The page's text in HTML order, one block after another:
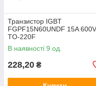
Транзистор IGBT
FGPF15N60UNDF 15A 600V
TO-220F
В наявності 9 од.
228,20 ₴